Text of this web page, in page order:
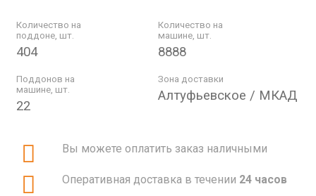
Количество на
поддоне, шт.
404
Количество на
машине, шт.
8888
Поддонов на
машине, шт.
22
Зона доставки
Алтуфьевское / МКАД
Вы можете оплатить заказ наличными
Оперативная доставка в течении 24 часов